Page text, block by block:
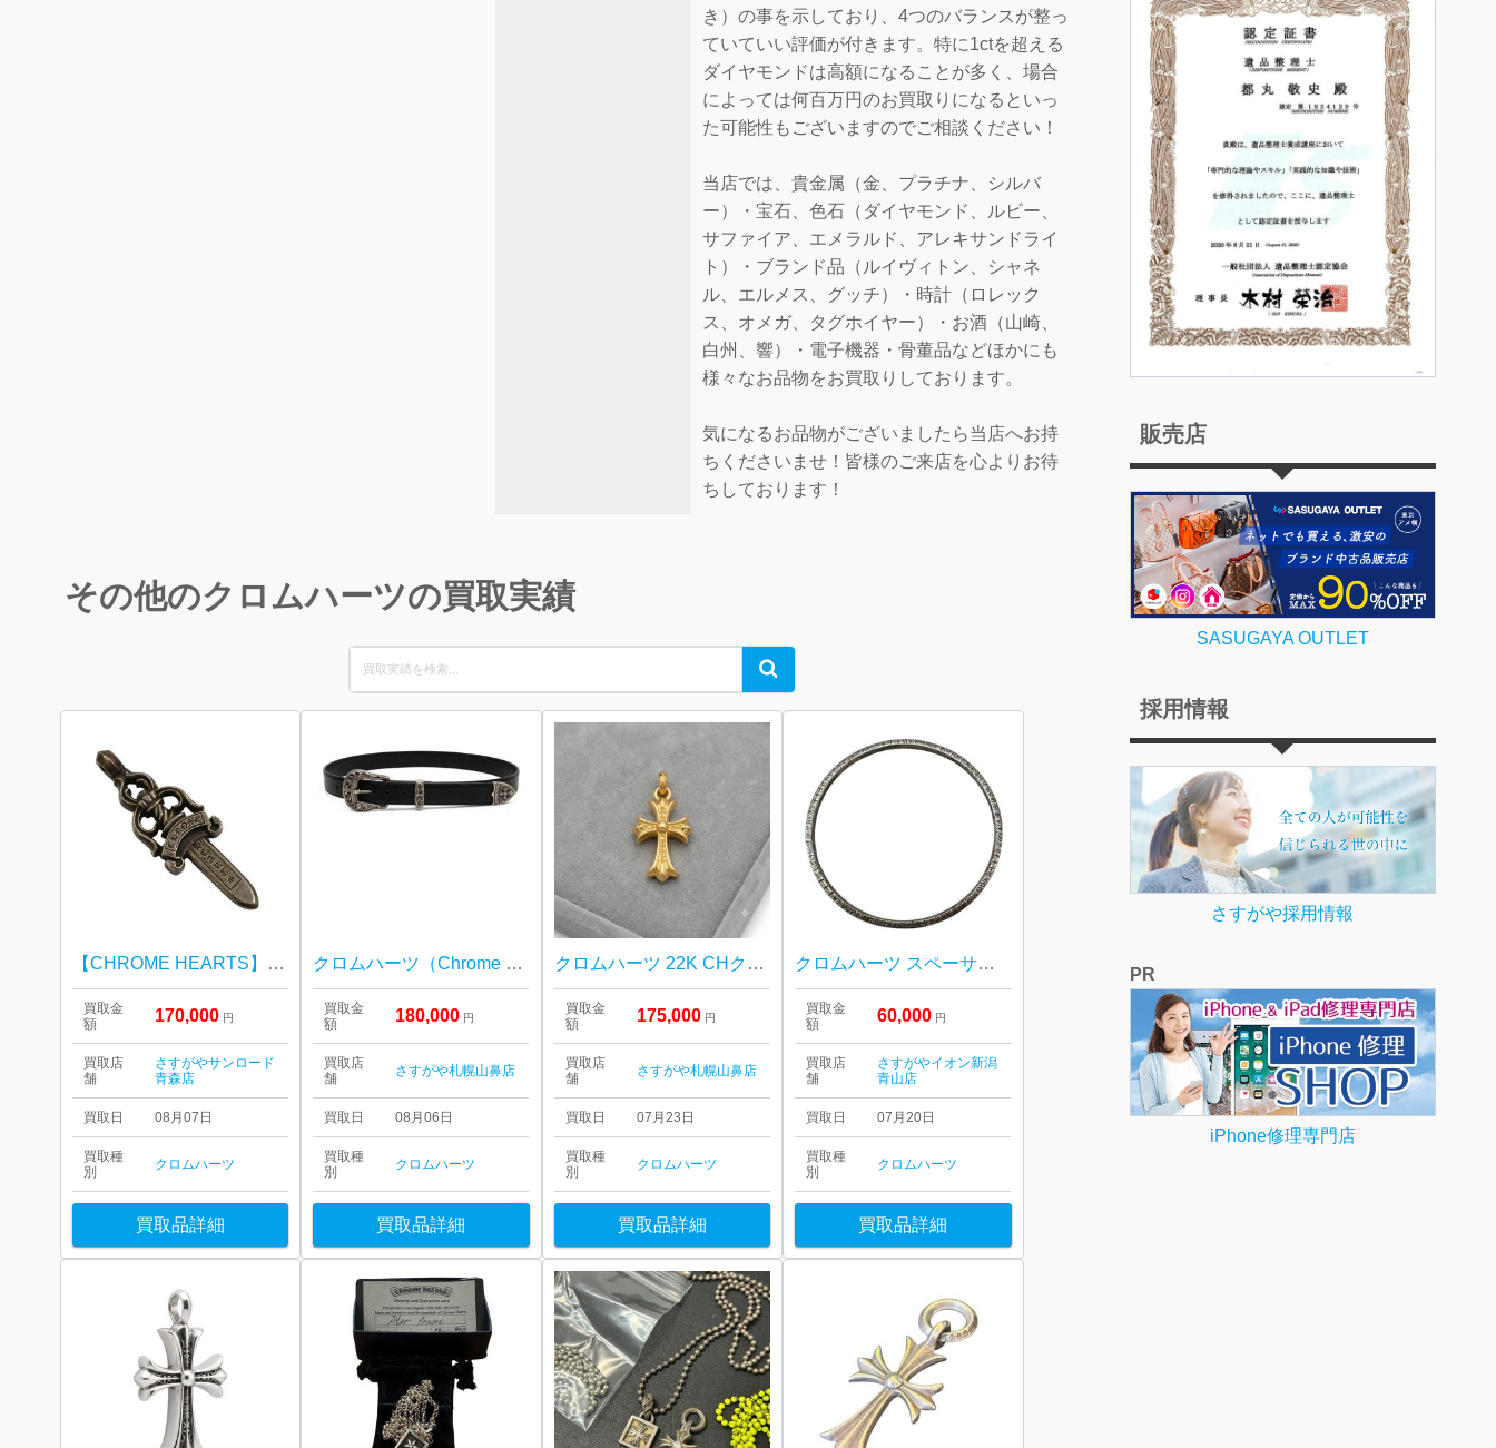
き）の事を示しており、4つのバランスが整っ
ていていい評価が付きます。特に1ctを超える
ダイヤモンドは高額になることが多く、場合
によっては何百万円のお買取りになるといっ
た可能性もございますのでご相談ください！
当店では、貴金属（金、プラチナ、シルバ
ー）・宝石、色石（ダイヤモンド、ルビー、
サファイア、エメラルド、アレキサンドライ
ト）・ブランド品（ルイヴィトン、シャネ
ル、エルメス、グッチ）・時計（ロレック
ス、オメガ、タグホイヤー）・お酒（山崎、
白州、響）・電子機器・骨董品などほかにも
様々なお品物をお買取りしております。
気になるお品物がございましたら当店へお持
ちくださいませ！皆様のご来店を心よりお待
ちしております！
その他のクロムハーツの買取実績
Search
for:
Search
【CHROME HEARTS】クロムハーツ・ラージダガー・ペンダントトップ・ブランドアクセサリー
買取金
額
170,000 円
買取店
舗
さすがやサンロード
青森店
買取日 08月07日
買取種
別
クロムハーツ
買取品詳細
クロムハーツ（Chrome Hearts） 3PC ガンスリンガー レザーベルト
買取金
額
180,000 円
買取店
舗
さすがや札幌山鼻店
買取日 08月06日
買取種
別
クロムハーツ
買取品詳細
クロムハーツ 22K CHクロス ベビーファクト チャーム
買取金
額
175,000 円
買取店
舗
さすがや札幌山鼻店
買取日 07月23日
買取種
別
クロムハーツ
買取品詳細
クロムハーツ スペーサー6mmバングル SV925
買取金
額
60,000 円
買取店
舗
さすがやイオン新潟
青山店
買取日 07月20日
買取種
別
クロムハーツ
買取品詳細
販売店
SASUGAYA OUTLET
採用情報
さすがや採用情報
PR
iPhone修理専門店